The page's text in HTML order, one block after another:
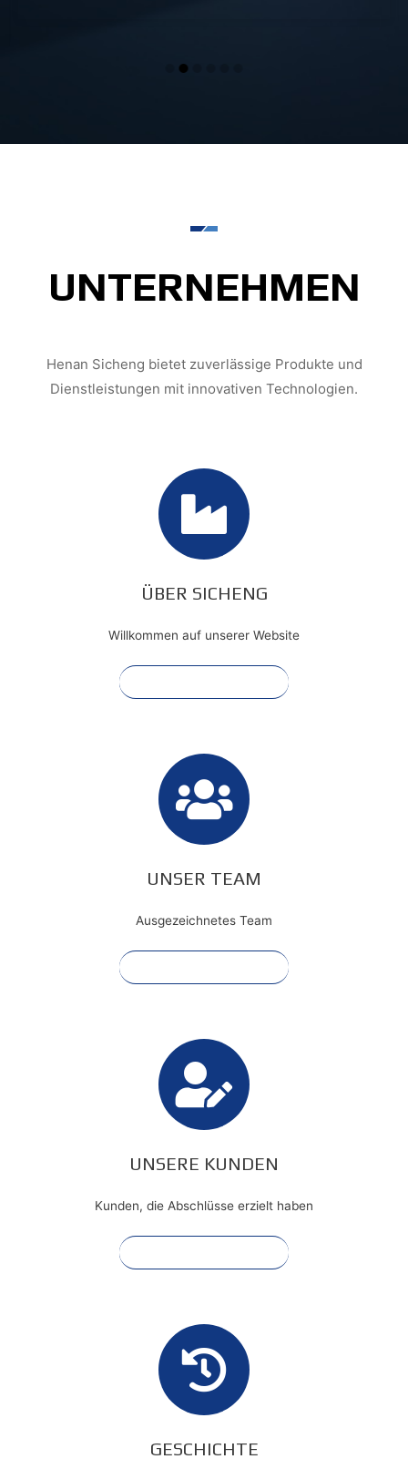
UNTERNEHMEN
Henan Sicheng bietet zuverlässige Produkte und
Dienstleistungen mit innovativen Technologien.
ÜBER SICHENG
Willkommen auf unserer Website
UNSER TEAM
Ausgezeichnetes Team
UNSERE KUNDEN
Kunden, die Abschlüsse erzielt haben
GESCHICHTE